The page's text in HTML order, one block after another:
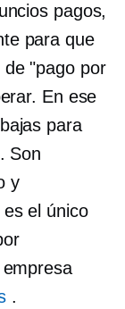
pagos,
para que
"pago por
En ese
para
Son
y
el único
.